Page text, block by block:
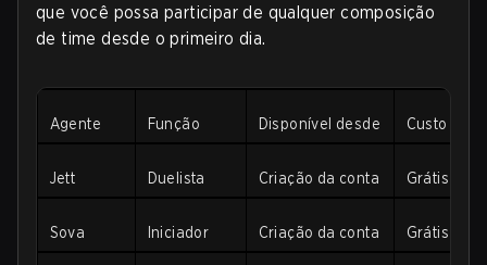
que você possa participar de qualquer composição
de time desde o primeiro dia.
Agente Função Disponível desde Custo
Jett Duelista Criação da conta Grátis 🎁
Sova Iniciador Criação da conta Grátis 🎁